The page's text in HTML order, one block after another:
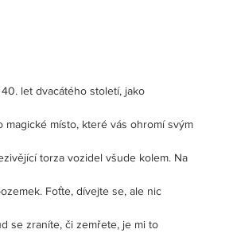
let dvacátého století, jako
místo, které vás ohromí svým
torza vozidel všude kolem. Na
Foťte, dívejte se, ale nic
se zraníte, či zemřete, je mi to